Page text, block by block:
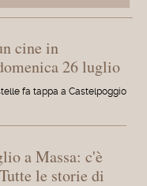
cine in
26 luglio
fa tappa a Castelpoggio
a Massa: c'è
le storie di